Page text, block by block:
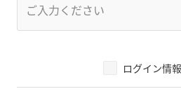
ログイン情